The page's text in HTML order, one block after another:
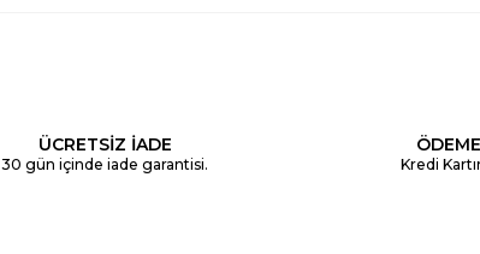
ÜCRETSİZ İADE
30 gün içinde iade garantisi. Kredi